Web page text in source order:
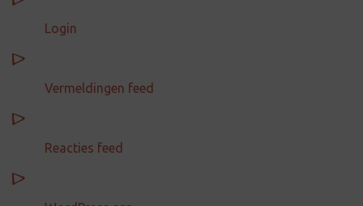
Login
Vermeldingen feed
Reacties feed